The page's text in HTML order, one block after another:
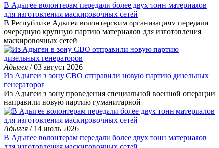
В Адыгее волонтерам передали более двух тонн материалов
для изготовления маскировочных сетей
В Республике Адыгея волонтерским организациям передали
очередную крупную партию материалов для изготовления
маскировочных сетей
Адыгея / 03 август 2026
Из Адыгеи в зону СВО отправили новую партию дизельных
генераторов
Из Адыгеи в зону проведения специальной военной операции
направили новую партию гуманитарной
Адыгея / 14 июль 2026
В Адыгее волонтерам передали более двух тонн материалов
для изготовления маскировочных сетей